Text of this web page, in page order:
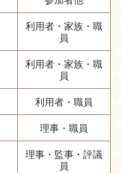
利用者・家族・職
員
利用者・家族・職
員
利用者・職員
理事・職員
理事・監事・評議
員